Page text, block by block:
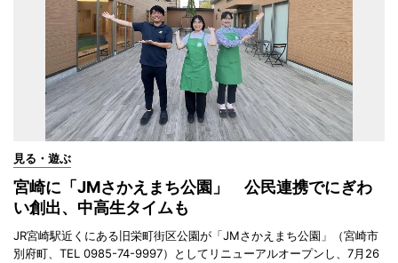
見る・遊ぶ
宮崎に「JMさかえまち公園」 公民連携でにぎわ
い創出、中高生タイムも
JR宮崎駅近くにある旧栄町街区公園が「JMさかえまち公園」（宮崎市
別府町、TEL 0985-74-9997）としてリニューアルオープンし、7月26